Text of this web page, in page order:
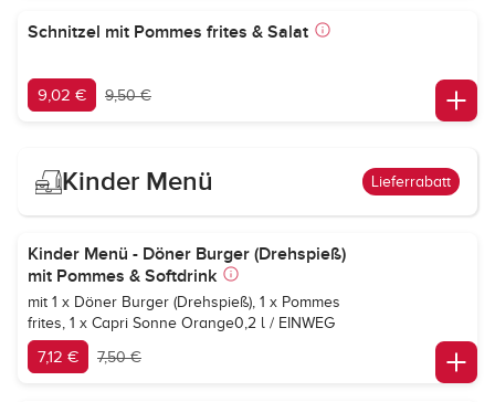
Schnitzel mit Pommes frites & Salat
9,02 € 9,50 €
Kinder Menü Lieferrabatt
Kinder Menü - Döner Burger (Drehspieß)
mit Pommes & Softdrink
mit 1 x Döner Burger (Drehspieß), 1 x Pommes
frites, 1 x Capri Sonne Orange0,2 l / EINWEG
7,12 € 7,50 €